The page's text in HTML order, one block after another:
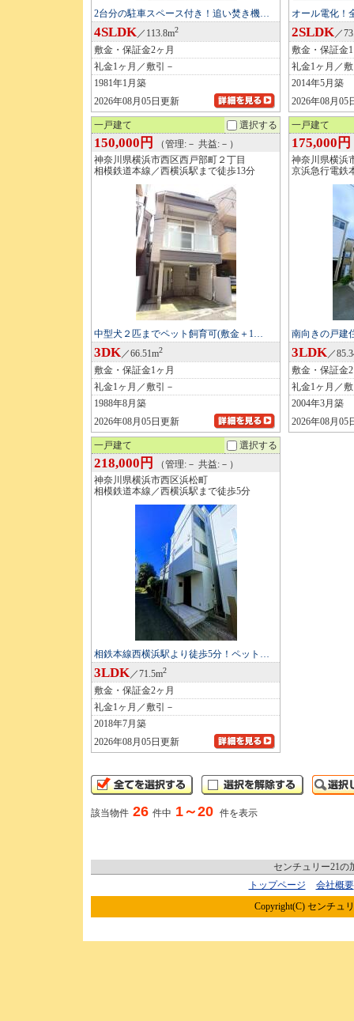
2台分の駐車スペース付き！追い焚き機…
4SLDK／113.8m2
敷金・保証金2ヶ月
礼金1ヶ月／敷引－
1981年1月築
2026年08月05日更新
オール電化！
2SLDK／
敷金・保証金
礼金1ヶ月／
2014年5月築
2026年08月05
一戸建て 選択する
150,000円
（管理:－ 共益:－）
神奈川県横浜市西区西戸部町２丁目
相模鉄道本線／西横浜駅まで徒歩13分
中型犬２匹までペット飼育可(敷金＋1…
3DK／66.51m2
敷金・保証金1ヶ月
礼金1ヶ月／敷引－
1988年8月築
2026年08月05日更新
一戸建て
175,000円
神奈川県横浜
京浜急行電鉄
南向きの戸建
3LDK／
敷金・保証金
礼金1ヶ月／
2004年3月築
2026年08月05
一戸建て 選択する
218,000円
（管理:－ 共益:－）
神奈川県横浜市西区浜松町
相模鉄道本線／西横浜駅まで徒歩5分
相鉄本線西横浜駅より徒歩5分！ペット…
3LDK／71.5m2
敷金・保証金2ヶ月
礼金1ヶ月／敷引－
2018年7月築
2026年08月05日更新
該当物件 26 件中 1～20 件を表示
センチュリー21の
トップページ
会社概要
Copyright(C) センチュ